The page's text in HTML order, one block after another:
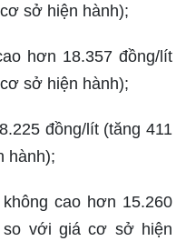
sở hiện hành);
hơn 18.357 đồng/lít
sở hiện hành);
đồng/lít (tăng 411
hành);
cao hơn 15.260
so với giá cơ sở hiện